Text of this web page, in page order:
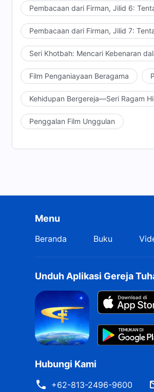
Pembacaan dari Firman, Jilid 6:
Pembacaan dari Firman, Jilid 7:
Seri Khotbah: Mencari Kebenaran
Film Penganiayaan Beragama
Kehidupan Bergereja—Seri Ragam
Penggalan Film Unggulan
Menu
Beranda Buku
Unduh Aplikasi Gereja
Hubungi Kami
+62-813-2496-9600